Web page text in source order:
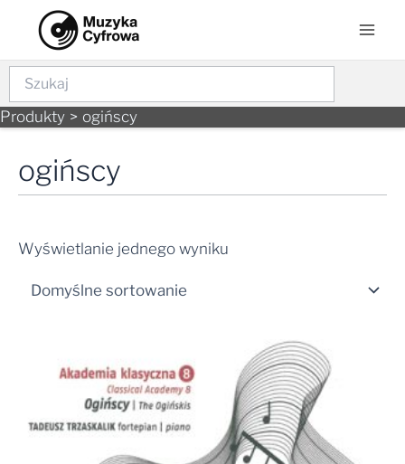
content
Szukaj
Produkty ogińscy
ogińscy
Wyświetlanie jednego wyniku